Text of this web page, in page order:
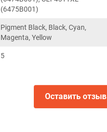
(6475B001)
Pigment Black, Black, Cyan,
Magenta, Yellow
5
Оставить отзыв